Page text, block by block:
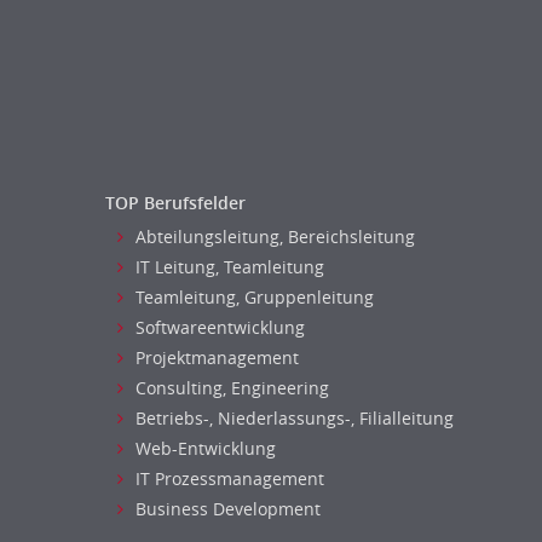
Notar-, Justizfachangestellter,
Anwaltsfachgehilfe
Notariat
Richter, Justizbeamte
Analyst
Anlageberatung, Vermögensberatung
Asset-/Fonds-Management
Börsenhandel
Versicherungen Compliance, Sicherheit
Banken, Finanzdienstleister und
TOP Berufsfelder
Abteilungsleitung, Bereichsleitung
IT Leitung, Teamleitung
Teamleitung, Gruppenleitung
Softwareentwicklung
Projektmanagement
Consulting, Engineering
Betriebs-, Niederlassungs-, Filialleitung
Web-Entwicklung
IT Prozessmanagement
Business Development